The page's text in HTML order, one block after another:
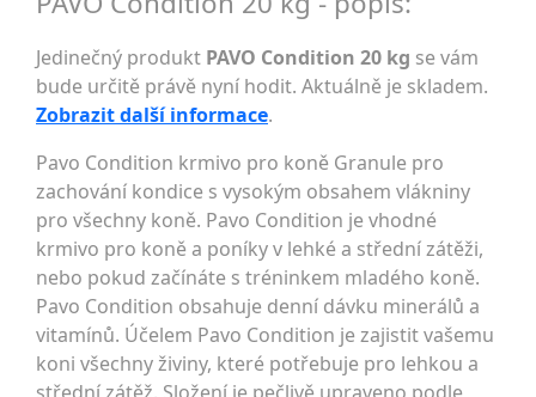
Jedinečný produkt PAVO Condition 20 kg se vám
bude určitě právě nyní hodit. Aktuálně je skladem.
Zobrazit další informace.
Pavo Condition krmivo pro koně Granule pro
zachování kondice s vysokým obsahem vlákniny
pro všechny koně. Pavo Condition je vhodné
krmivo pro koně a poníky v lehké a střední zátěži,
nebo pokud začínáte s tréninkem mladého koně.
Pavo Condition obsahuje denní dávku minerálů a
vitamínů. Účelem Pavo Condition je zajistit vašemu
koni všechny živiny, které potřebuje pro lehkou a